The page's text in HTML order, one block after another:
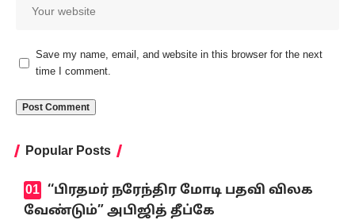
Save my name, email, and website in this browser for the next
time I comment.
Popular Posts
‘‘பிரதமர் நரேந்திர மோடி பதவி விலக
வேண்டும்” அபிஜித் தீப்கே